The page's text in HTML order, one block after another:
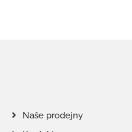
Naše prodejny